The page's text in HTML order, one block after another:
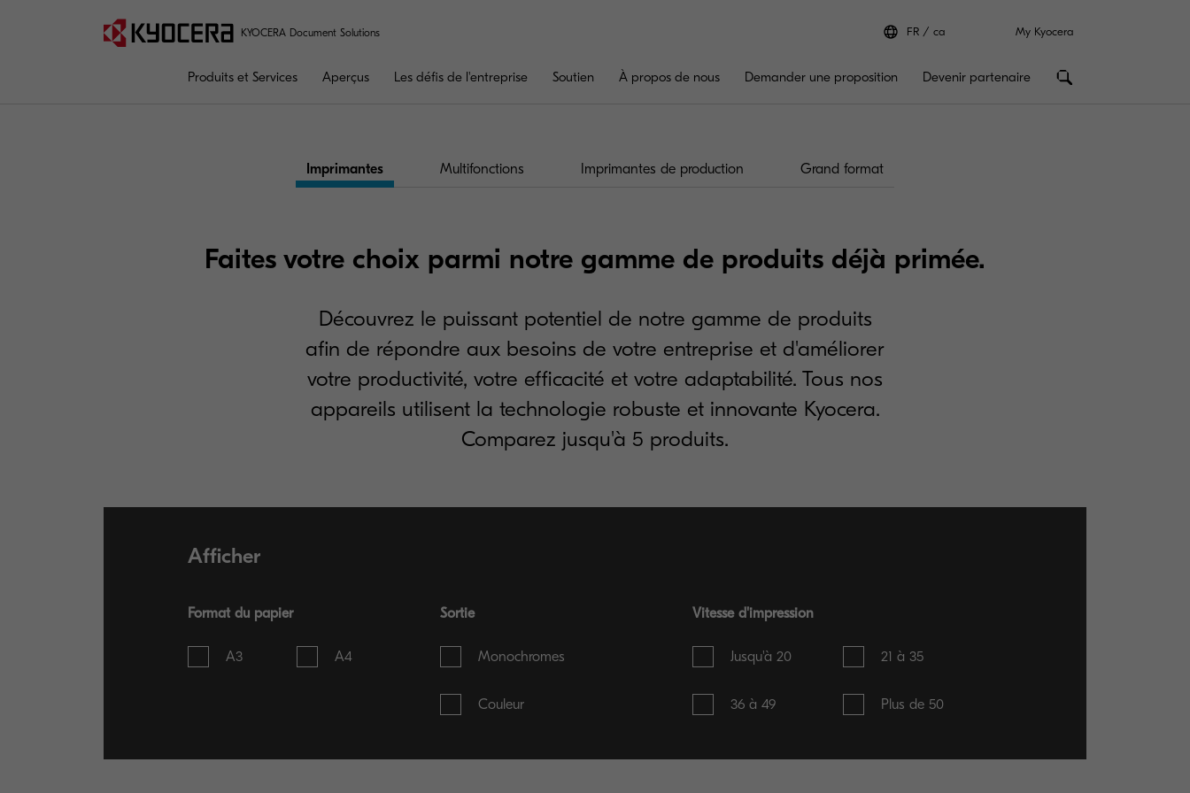
KYOCERA Document Solutions FR ca My Kyocera
Produits et Services Aperçus Les défis de l'entreprise Soutien À propos de nous Demander une proposition Devenir partenaire
Imprimantes Multifonctions Imprimantes de production Grand format
Faites votre choix parmi notre gamme de produits déjà primée.
Découvrez le puissant potentiel de notre gamme de produits
afin de répondre aux besoins de votre entreprise et d'améliorer
votre productivité, votre efficacité et votre adaptabilité. Tous nos
appareils utilisent la technologie robuste et innovante Kyocera.
Comparez jusqu'à 5 produits.
Afficher
Format du papier
A3 A4
Sortie
Monochromes
Couleur
Vitesse d'impression
Jusqu'à 20 21 à 35
36 à 49 Plus de 50